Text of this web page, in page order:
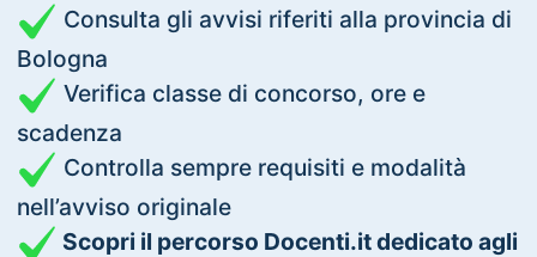
Consulta gli avvisi riferiti alla provincia di
Bologna
Verifica classe di concorso, ore e
scadenza
Controlla sempre requisiti e modalità
nell’avviso originale
Scopri il percorso Docenti.it dedicato agli